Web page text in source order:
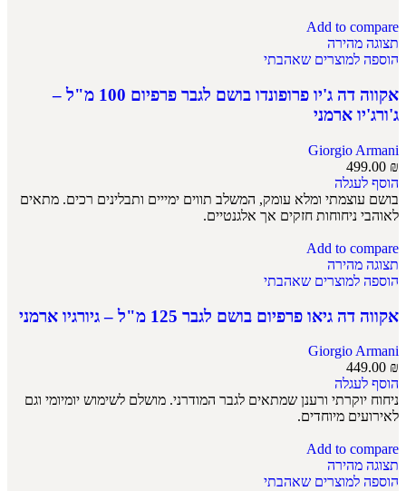
Add to compare
תצוגה מהירה
הוספה למוצרים שאהבתי
אקווה דה ג'יו פרופונדו בושם לגבר פרפיום 100 מ"ל –
ג'ורג'יו ארמני
Giorgio Armani
499.00 ₪
הוסף לעגלה
בושם עוצמתי ומלא עומק, המשלב תווים ימייים ותבלינים רכים. מתאים
לאוהבי ניחוחות חזקים אך אלגנטיים.
Add to compare
תצוגה מהירה
הוספה למוצרים שאהבתי
אקווה דה גיאו פרפיום בושם לגבר 125 מ"ל – גיורגיו ארמני
Giorgio Armani
449.00 ₪
הוסף לעגלה
ניחוח יוקרתי ורענן שמתאים לגבר המודרני. מושלם לשימוש יומיומי וגם
לאירועים מיוחדים.
Add to compare
תצוגה מהירה
הוספה למוצרים שאהבתי